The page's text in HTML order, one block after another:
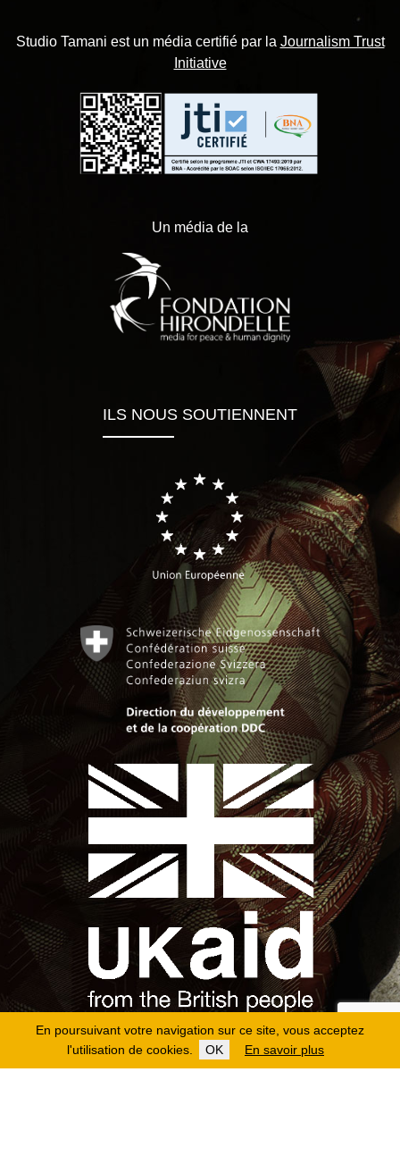
En poursuivant votre navigation sur ce site, vous acceptez
l'utilisation de cookies.
OK En savoir plus
Studio Tamani est un média certifié par la Journalism Trust
Initiative
Un média de la
ILS NOUS SOUTIENNENT